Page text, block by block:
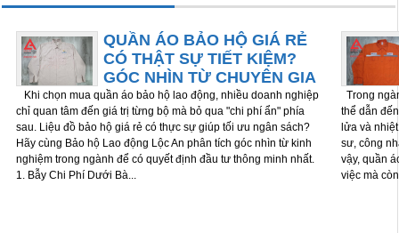
QUẦN ÁO BẢO HỘ GIÁ RẺ
CÓ THẬT SỰ TIẾT KIỆM?
GÓC NHÌN TỪ CHUYÊN GIA
Khi chọn mua quần áo bảo hộ lao động, nhiều doanh nghiệp
chỉ quan tâm đến giá trị từng bộ mà bỏ qua "chi phí ẩn" phía
sau. Liệu đồ bảo hộ giá rẻ có thực sự giúp tối ưu ngân sách?
Hãy cùng Bảo hộ Lao động Lộc An phân tích góc nhìn từ kinh
nghiệm trong ngành để có quyết định đầu tư thông minh nhất.
1. Bẫy Chi Phí Dưới Bà...
Trong
thể dẫn
lửa và
sư, công
vậy, quần
việc mà